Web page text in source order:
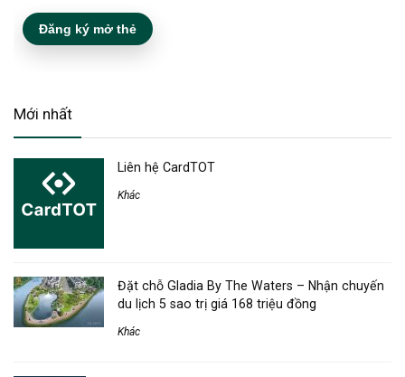
Đăng ký mở thẻ
Mới nhất
Liên hệ CardTOT
Khác
Đặt chỗ Gladia By The Waters – Nhận chuyến
du lịch 5 sao trị giá 168 triệu đồng
Khác